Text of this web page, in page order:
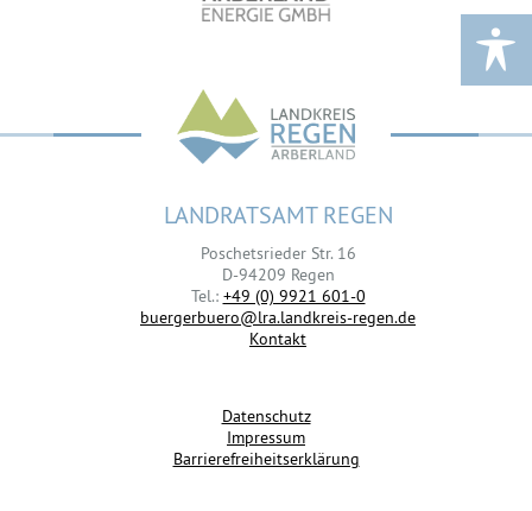
LANDRATSAMT REGEN
Poschetsrieder Str. 16
D-94209 Regen
Tel.: +49 (0) 9921 601-0
buergerbuero@lra.landkreis-regen.de
Kontakt
Datenschutz
Impressum
Barrierefreiheitserklärung